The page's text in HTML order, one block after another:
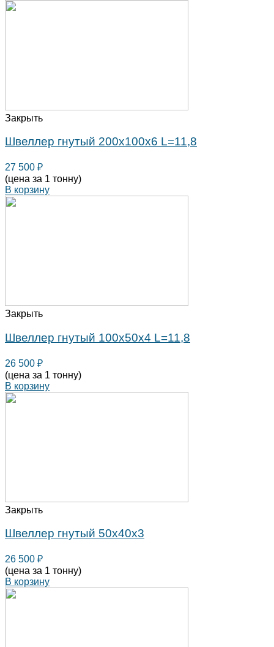
Закрыть
Швеллер гнутый 200х100х6 L=11,8
27 500 ₽
(цена за 1 тонну)
В корзину
Закрыть
Швеллер гнутый 100х50х4 L=11,8
26 500 ₽
(цена за 1 тонну)
В корзину
Закрыть
Швеллер гнутый 50х40х3
26 500 ₽
(цена за 1 тонну)
В корзину